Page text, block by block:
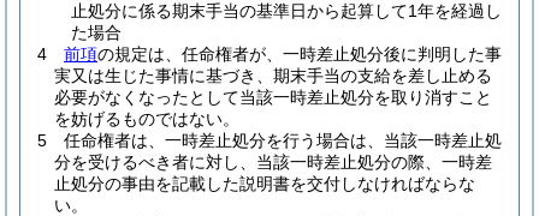
止処分に係る期末手当の基準日から起算して1年を経過し
た場合
4
前項の規定は、任命権者が、一時差止処分後に判明した事
実又は生じた事情に基づき、期末手当の支給を差し止める
必要がなくなったとして当該一時差止処分を取り消すこと
を妨げるものではない。
5
任命権者は、一時差止処分を行う場合は、当該一時差止処
分を受けるべき者に対し、当該一時差止処分の際、一時差
止処分の事由を記載した説明書を交付しなければならな
い。